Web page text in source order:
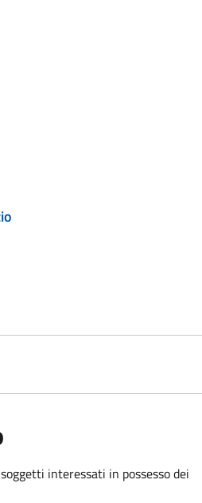
interessati in possesso dei